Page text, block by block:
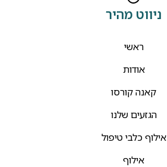
ניווט מהיר
ראשי
אודות
קאנה קורסו
הגזעים שלנו
אילוף כלבי טיפול
אילוף